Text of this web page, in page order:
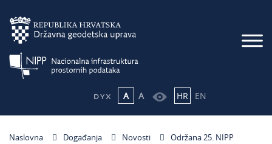
A A HR EN
Naslovna Događanja Novosti
Održana 25. NIPP